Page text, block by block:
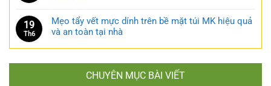
19
Th6
Mẹo tẩy vết mực dính trên bề mặt túi MK hiệu quả
và an toàn tại nhà
CHUYÊN MỤC BÀI VIẾT